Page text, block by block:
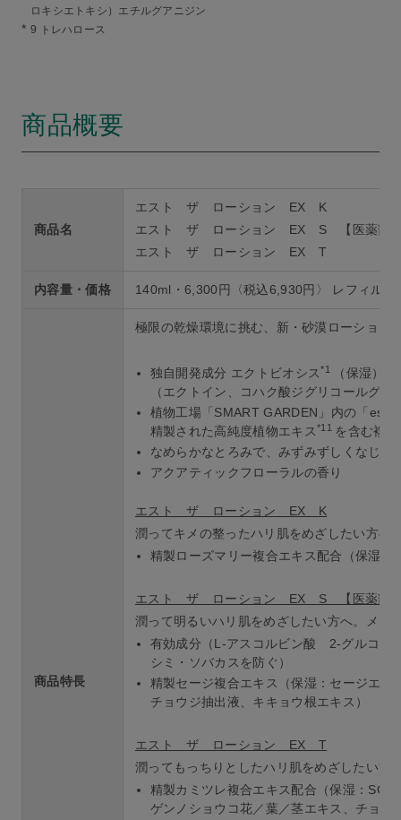
ロキシエトキシ）エチルグアニジン
* 9 トレハロース
商品概要
商品名
エスト ザ ローション EX K
エスト ザ ローション EX S 【医薬部
エスト ザ ローション EX T
内容量・価格 140ml・6,300円〈税込6,930円〉 レフィル
商品特長
極限の乾燥環境に挑む、新・砂漠ローション
独自開発成分 エクトビオシス*1
（保湿）配
（エクトイン、コハク酸ジグリコールグア
植物工場「SMART GARDEN」内の「est
精製された高純度植物エキス*11 を含む複
なめらかなとろみで、みずみずしくなじみ
アクアティックフローラルの香り
エスト ザ ローション EX K
潤ってキメの整ったハリ肌をめざしたい方へ
精製ローズマリー複合エキス配合（保湿：
エスト ザ ローション EX S 【医薬部
潤って明るいハリ肌をめざしたい方へ。メラ
有効成分（L-アスコルビン酸 2-グルコシ
シミ・ソバカスを防ぐ）
精製セージ複合エキス（保湿：セージエキ
チョウジ抽出液、キキョウ根エキス）
エスト ザ ローション EX T
潤ってもっちりとしたハリ肌をめざしたい方
精製カミツレ複合エキス配合（保湿：SG
ゲンノショウコ花／葉／茎エキス、チョ